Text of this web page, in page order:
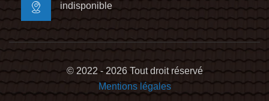
indisponible
© 2022 - 2026 Tout droit réservé
Mentions légales